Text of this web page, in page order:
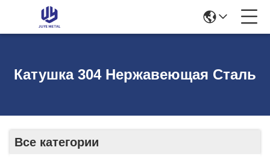
Катушка 304 Нержавеющая Сталь
Все категории